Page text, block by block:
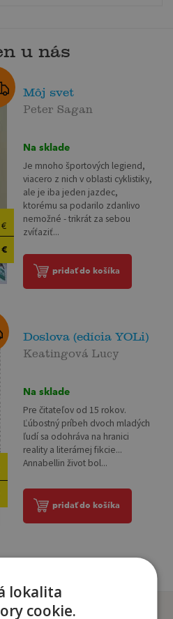
u nás
€
Môj svet
Peter Sagan
Na sklade
Je mnoho športových legiend,
viacero z nich v oblasti cyklistiky,
ale je iba jeden jazdec,
ktorému sa podarilo zdanlivo
nemožné - trikrát za sebou
zvíťaziť...
pridať do košíka
Doslova (edícia YOLi)
Keatingová Lucy
Na sklade
Pre čitateľov od 15 rokov.
Ľúbostný príbeh dvoch mladých
ľudí sa odohráva na hranici
reality a literárnej fikcie...
Annabellin život bol...
pridať do košíka
si kúpili
lokalita
cookie.